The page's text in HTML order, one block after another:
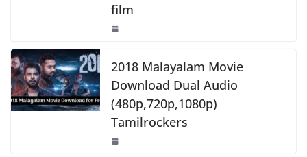
film
2018 Malayalam Movie
Download Dual Audio
(480p,720p,1080p)
Tamilrockers